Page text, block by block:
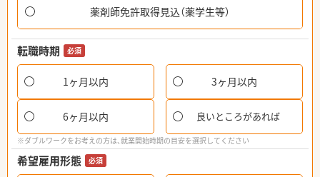
薬剤師免許取得見込（薬学生等）
転職時期 必須
1ヶ月以内 3ヶ月以内
6ヶ月以内 良いところがあれば
※ダブルワークをお考えの方は、就業開始時期の目安を選択してください
希望雇用形態 必須